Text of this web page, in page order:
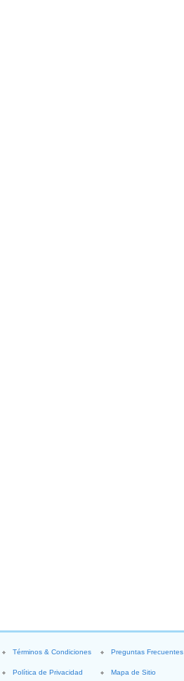
Términos & Condiciones
Política de Privacidad
Preguntas Frecuentes
Mapa de Sitio